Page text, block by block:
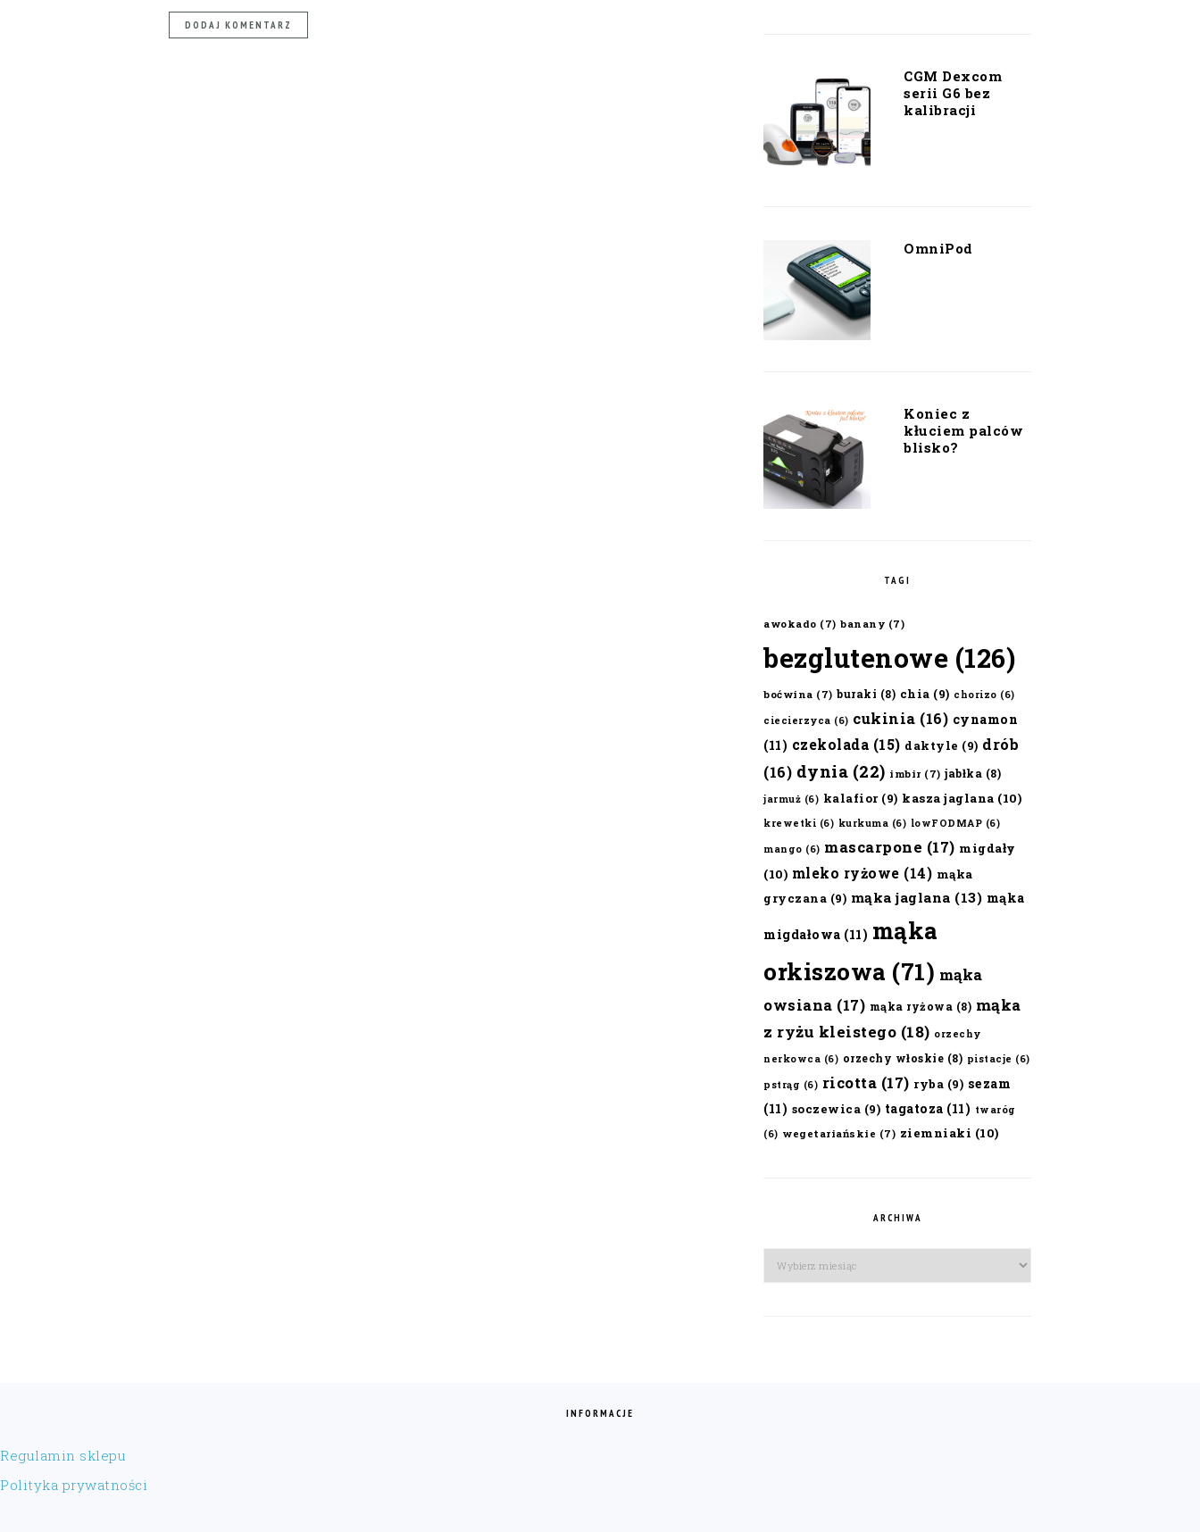
CGM Dexcom
serii G6 bez
kalibracji
OmniPod
Koniec z
kłuciem palców
blisko?
TAGI
awokado (7) banany (7)
bezglutenowe (126)
boćwina (7) buraki (8) chia (9) chorizo (6)
ciecierzyca (6) cukinia (16) cynamon
(11) czekolada (15) daktyle (9) drób
(16) dynia (22) imbir (7) jabłka (8)
jarmuż (6) kalafior(9) kasza jaglana (10)
krewetki (6) kurkuma (6) lowFODMAP (6)
mango (6) mascarpone (17) migdały
(10) mleko ryżowe (14) mąka
gryczana (9) mąka jaglana (13) mąka
migdałowa (11) mąka
orkiszowa (71) mąka
owsiana (17) mąka ryżowa (8) mąka
z ryżu kleistego (18) orzechy
nerkowca (6) orzechy włoskie (8) pistacje (6)
pstrąg (6) ricotta (17) ryba (9) sezam
(11) soczewica (9) tagatoza (11) twaróg
(6) wegetariańskie (7) ziemniaki (10)
ARCHIWA
Archiwa
INFORMACJE
Regulamin sklepu
Polityka prywatności